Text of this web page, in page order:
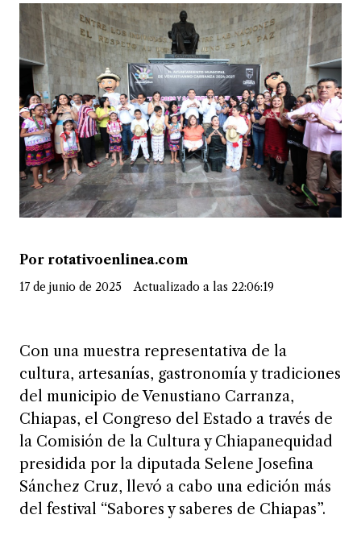
Por rotativoenlinea.com
17 de junio de 2025 Actualizado a las 22:06:19
Con una muestra representativa de la
cultura, artesanías, gastronomía y tradiciones
del municipio de Venustiano Carranza,
Chiapas, el Congreso del Estado a través de
la Comisión de la Cultura y Chiapanequidad
presidida por la diputada Selene Josefina
Sánchez Cruz, llevó a cabo una edición más
del festival “Sabores y saberes de Chiapas”.